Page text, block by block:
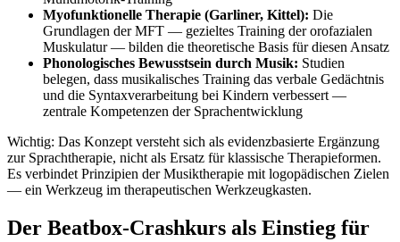
Myofunktionelle Therapie (Garliner, Kittel): Die
Grundlagen der MFT — gezieltes Training der orofazialen
Muskulatur — bilden die theoretische Basis für diesen Ansatz
Phonologisches Bewusstsein durch Musik: Studien
belegen, dass musikalisches Training das verbale Gedächtnis
und die Syntaxverarbeitung bei Kindern verbessert —
zentrale Kompetenzen der Sprachentwicklung
Wichtig: Das Konzept versteht sich als evidenzbasierte Ergänzung
zur Sprachtherapie, nicht als Ersatz für klassische Therapieformen.
Es verbindet Prinzipien der Musiktherapie mit logopädischen Zielen
— ein Werkzeug im therapeutischen Werkzeugkasten.
Der Beatbox-Crashkurs als Einstieg für